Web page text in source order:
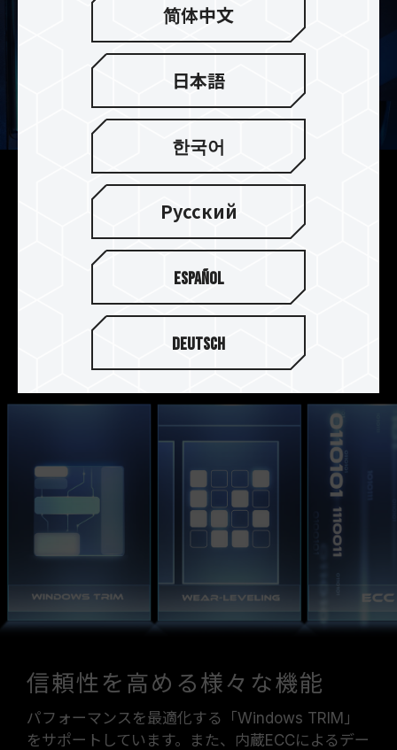
2種類のヒートシンク
T-FORCE G70 Pro / G70はノートパソコンでの使
用に最適な特許取得済みの薄型グラフェンヒート
シンク搭載モデルとPS5での使用に最適なアルミ
ニウム合金ヒートシンク搭載モデルの2モデルを用
意しています。使用する環境に合わせてヒートシン
クの種類をお選びください。
信頼性を高める様々な機能
パフォーマンスを最適化する「Windows TRIM」
をサポートしています。また、内蔵ECCによるデー
简体中文
日本語
한국어
Русский
Español
Deutsch